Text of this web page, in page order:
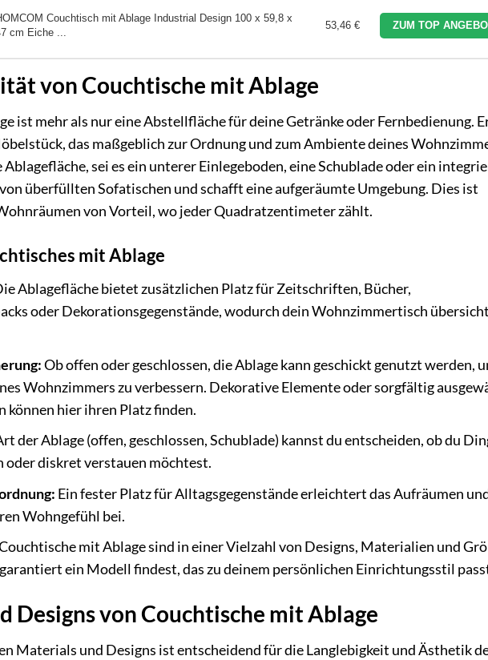
Couchtisch mit Ablage Industrial Design 100 x 59,8 x
cm Eiche ...
53,46 € ZUM TOP
von Couchtische mit Ablage
ist mehr als nur eine Abstellfläche für deine Getränke oder Fernbedienung.
das maßgeblich zur Ordnung und zum Ambiente deines
sei es ein unterer Einlegeboden, eine Schublade oder ein
überfüllten Sofatischen und schafft eine aufgeräumte Umgebung. Dies ist
von Vorteil, wo jeder Quadratzentimeter zählt.
mit Ablage
Ablagefläche bietet zusätzlichen Platz für Zeitschriften, Bücher,
oder Dekorationsgegenstände, wodurch dein Wohnzimmertisch
Ob offen oder geschlossen, die Ablage kann geschickt genutzt werden,
Wohnzimmers zu verbessern. Dekorative Elemente oder sorgfältig
können hier ihren Platz finden.
der Ablage (offen, geschlossen, Schublade) kannst du entscheiden, ob du
diskret verstauen möchtest.
Ein fester Platz für Alltagsgegenstände erleichtert das Aufräumen
Wohngefühl bei.
mit Ablage sind in einer Vielzahl von Designs, Materialien und
ein Modell findest, das zu deinem persönlichen Einrichtungsstil
Designs von Couchtische mit Ablage
Materials und Designs ist entscheidend für die Langlebigkeit und Ästhetik